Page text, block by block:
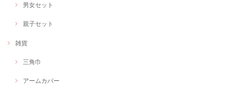
男女セット
親子セット
雑貨
三角巾
アームカバー